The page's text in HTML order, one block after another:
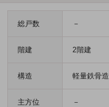
総戸数 －
階建 2階建
構造 軽量鉄骨造
主方位 －